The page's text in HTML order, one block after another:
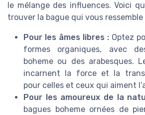
le mélange des influences. Voici
trouver la bague qui vous
Pour les âmes libres : Optez
formes organiques, avec
boheme ou des arabesques.
incarnent la force et la
pour celles et ceux qui aiment
Pour les amoureux de la
bagues boheme ornées de